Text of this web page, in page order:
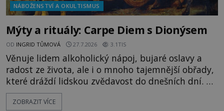
NÁBOŽENSTVÍ A OKULTISMUS
Mýty a rituály: Carpe Diem s Dionýsem
OD INGRID TŮMOVÁ 27.7.2026 3.1TIS
Věnuje lidem alkoholický nápoj, bujaré oslavy a
radost ze života, ale i o mnoho tajemnější obřady,
které dráždí lidskou zvědavost do dnešních dní. Co
doopravdy představuje bůh, jemuž Římané říkají
Bakchus? Mytologický příběh řeckého boha
ZOBRAZIT VÍCE